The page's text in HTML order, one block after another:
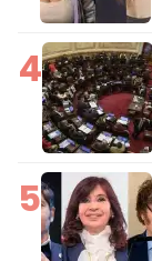
4
5